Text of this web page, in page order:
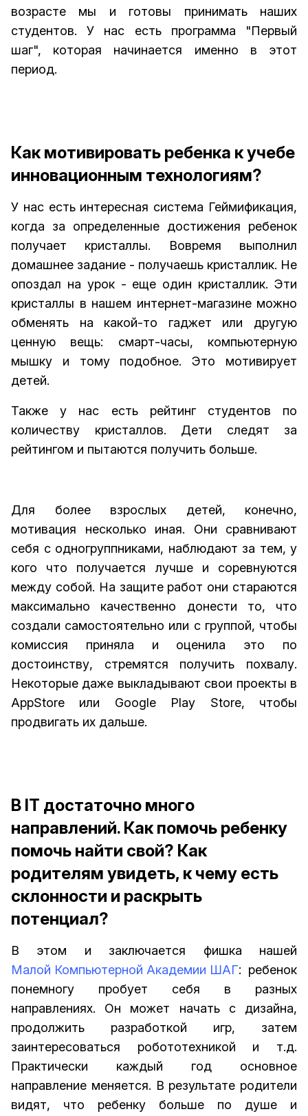
возрасте мы и готовы принимать наших
студентов. У нас есть программа "Первый
шаг", которая начинается именно в этот
период.
Как мотивировать ребенка к учебе
инновационным технологиям?
У нас есть интересная система Геймификация,
когда за определенные достижения ребенок
получает кристаллы. Вовремя выполнил
домашнее задание - получаешь кристаллик. Не
опоздал на урок - еще один кристаллик. Эти
кристаллы в нашем интернет-магазине можно
обменять на какой-то гаджет или другую
ценную вещь: смарт-часы, компьютерную
мышку и тому подобное. Это мотивирует
детей.
Также у нас есть рейтинг студентов по
количеству кристаллов. Дети следят за
рейтингом и пытаются получить больше.
Для более взрослых детей, конечно,
мотивация несколько иная. Они сравнивают
себя с одногруппниками, наблюдают за тем, у
кого что получается лучше и соревнуются
между собой. На защите работ они стараются
максимально качественно донести то, что
создали самостоятельно или с группой, чтобы
комиссия приняла и оценила это по
достоинству, стремятся получить похвалу.
Некоторые даже выкладывают свои проекты в
AppStore или Google Play Store, чтобы
продвигать их дальше.
В IT достаточно много
направлений. Как помочь ребенку
помочь найти свой? Как
родителям увидеть, к чему есть
склонности и раскрыть
потенциал?
В этом и заключается фишка нашей
Малой Компьютерной Академии ШАГ: ребенок
понемногу пробует себя в разных
направлениях. Он может начать с дизайна,
продолжить разработкой игр, затем
заинтересоваться робототехникой и т.д.
Практически каждый год основное
направление меняется. В результате родители
видят, что ребенку больше по душе и